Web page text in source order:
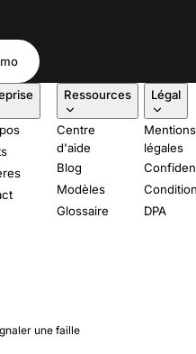
Ressources
Centre
d'aide
Blog
Modèles
Glossaire
Légal
Mentions
légales
DPA
une faille